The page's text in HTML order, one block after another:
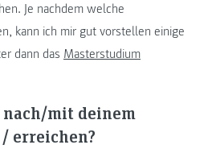
Je nachdem welche
kann ich mir gut vorstellen einige
dann das Masterstudium
nach/mit deinem
erreichen?